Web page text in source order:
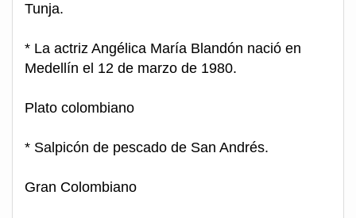
Tunja.
* La actriz Angélica María Blandón nació en
Medellín el 12 de marzo de 1980.
Plato colombiano
* Salpicón de pescado de San Andrés.
Gran Colombiano